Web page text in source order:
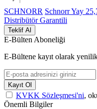
SCHNORR Schnorr Yay
Distribütör Garantili
Teklif Al
E-Bülten Aboneliği
E-Bültene kayıt olarak
Kayıt Ol
KVKK Sözleşmesi'ni,
Önemli Bilgiler